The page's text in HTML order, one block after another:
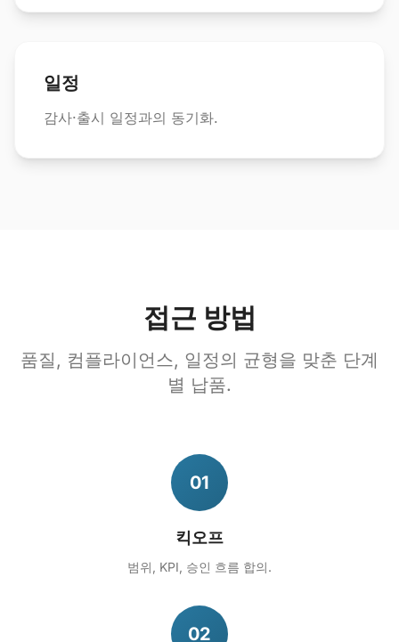
일정
감사·출시 일정과의 동기화.
접근 방법
품질, 컴플라이언스, 일정의 균형을 맞춘 단계
별 납품.
01
킥오프
범위, KPI, 승인 흐름 합의.
02